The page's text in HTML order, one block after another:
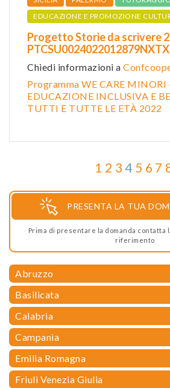
EDUCAZIONE E PROMOZIONE
Progetto Storie da scrivere
PTCSU0024022012879NXTX
Chiedi informazioni a
Programma WE CARE MINORI
EDUCAZIONE INCLUSIVA E
TUTTI E TUTTE LE ETÀ 2022
1 2 3 4 5 6 7
PRESENTA LA TUA
Prima di presentare la domanda contatta
riferimento
Abruzzo
Basilicata
Calabria
Campania
Emilia Romagna
Friuli Venezia Giulia